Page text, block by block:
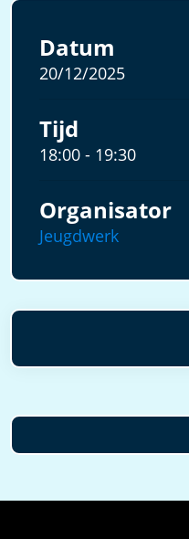
Datum
20/12/2025
Tijd
18:00 - 19:30
Organisator
Jeugdwerk